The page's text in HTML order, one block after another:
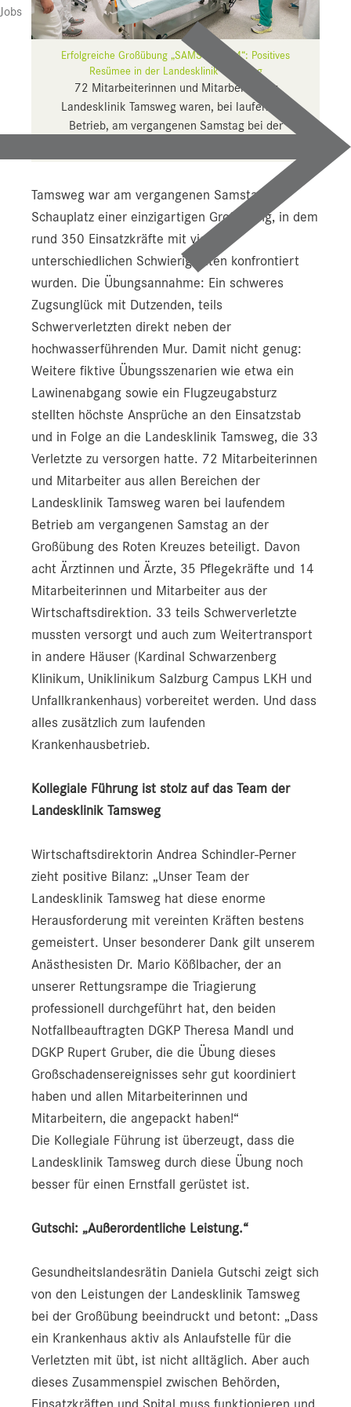
Jobs Presse
Downloads
Pressebilder
YOUNG.HOPE
Pressekontakt
Erfolgreiche Großübung „SAMSON 2024“: Positives
Resümee in der Landesklinik Tamsweg
72 Mitarbeiterinnen und Mitarbeiter der
Landesklinik Tamsweg waren, bei laufendem
Betrieb, am vergangenen Samstag bei der
Tamsweg war am vergangenen Samstag
Schauplatz einer einzigartigen Großübung, in dem
rund 350 Einsatzkräfte mit vielen
unterschiedlichen Schwierigkeiten konfrontiert
wurden. Die Übungsannahme: Ein schweres
Zugsunglück mit Dutzenden, teils
Schwerverletzten direkt neben der
hochwasserführenden Mur. Damit nicht genug:
Weitere fiktive Übungsszenarien wie etwa ein
Lawinenabgang sowie ein Flugzeugabsturz
stellten höchste Ansprüche an den Einsatzstab
und in Folge an die Landesklinik Tamsweg, die 33
Verletzte zu versorgen hatte. 72 Mitarbeiterinnen
und Mitarbeiter aus allen Bereichen der
Landesklinik Tamsweg waren bei laufendem
Betrieb am vergangenen Samstag an der
Großübung des Roten Kreuzes beteiligt. Davon
acht Ärztinnen und Ärzte, 35 Pflegekräfte und 14
Mitarbeiterinnen und Mitarbeiter aus der
Wirtschaftsdirektion. 33 teils Schwerverletzte
mussten versorgt und auch zum Weitertransport
in andere Häuser (Kardinal Schwarzenberg
Klinikum, Uniklinikum Salzburg Campus LKH und
Unfallkrankenhaus) vorbereitet werden. Und dass
alles zusätzlich zum laufenden
Krankenhausbetrieb.
Kollegiale Führung ist stolz auf das Team der
Landesklinik Tamsweg
Wirtschaftsdirektorin Andrea Schindler-Perner
zieht positive Bilanz: „Unser Team der
Landesklinik Tamsweg hat diese enorme
Herausforderung mit vereinten Kräften bestens
gemeistert. Unser besonderer Dank gilt unserem
Anästhesisten Dr. Mario Kößlbacher, der an
unserer Rettungsrampe die Triagierung
professionell durchgeführt hat, den beiden
Notfallbeauftragten DGKP Theresa Mandl und
DGKP Rupert Gruber, die die Übung dieses
Großschadensereignisses sehr gut koordiniert
haben und allen Mitarbeiterinnen und
Mitarbeitern, die angepackt haben!“
Die Kollegiale Führung ist überzeugt, dass die
Landesklinik Tamsweg durch diese Übung noch
besser für einen Ernstfall gerüstet ist.
Gutschi: „Außerordentliche Leistung.“
Gesundheitslandesrätin Daniela Gutschi zeigt sich
von den Leistungen der Landesklinik Tamsweg
bei der Großübung beeindruckt und betont: „Dass
ein Krankenhaus aktiv als Anlaufstelle für die
Verletzten mit übt, ist nicht alltäglich. Aber auch
dieses Zusammenspiel zwischen Behörden,
Einsatzkräften und Spital muss funktionieren und